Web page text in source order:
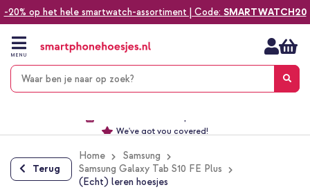
-20% op het hele smartwatch-assortiment | Code: SMARTWATCH20
naar
inhoud
MENU
Alles voor jouw telefoon, tablet, smartwatch of laptop
We've got you covered!
Terug
Home
Samsung
Samsung Galaxy Tab S10 FE Plus
(Echt) leren hoesjes